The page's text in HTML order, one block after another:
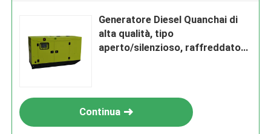
Generatore Diesel Quanchai di
alta qualità, tipo
aperto/silenzioso, raffreddato
Continua